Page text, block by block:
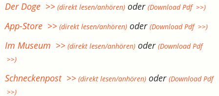
Der Doge >> (direkt lesen/anhören) oder(Download Pdf >>)
App-Store >> (direkt lesen/anhören) oder(Download Pdf >>)
Im Museum >> (direkt lesen/anhören) oder(Download Pdf
>>)
Schneckenpost >> (direkt lesen/anhören) oder(Download Pdf
>>)